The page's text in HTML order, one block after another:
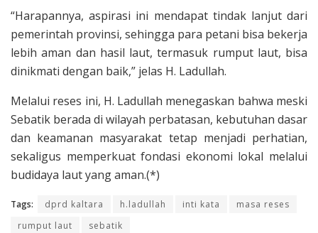
“Harapannya, aspirasi ini mendapat tindak lanjut dari
pemerintah provinsi, sehingga para petani bisa bekerja
lebih aman dan hasil laut, termasuk rumput laut, bisa
dinikmati dengan baik,” jelas H. Ladullah.
Melalui reses ini, H. Ladullah menegaskan bahwa meski
Sebatik berada di wilayah perbatasan, kebutuhan dasar
dan keamanan masyarakat tetap menjadi perhatian,
sekaligus memperkuat fondasi ekonomi lokal melalui
budidaya laut yang aman.(*)
Tags: dprd kaltara h.ladullah inti kata
masa reses
rumput laut
sebatik